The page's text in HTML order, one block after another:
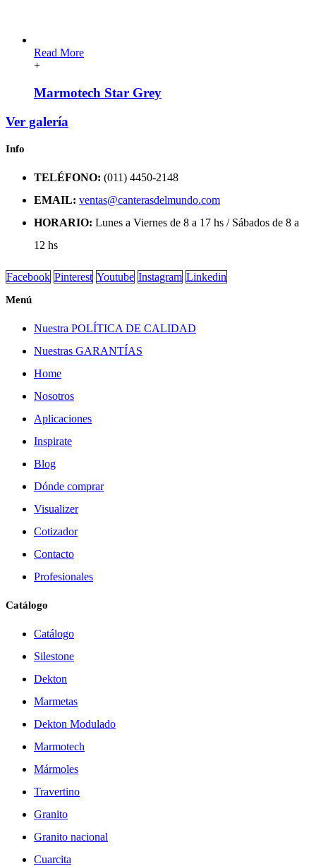
Read More
+
Marmotech Star Grey
Ver galería
Info
TELÉFONO: (011) 4450-2148
EMAIL: ventas@canterasdelmundo.com
HORARIO: Lunes a Viernes de 8 a 17 hs / Sábados de 8 a
12 hs
Facebook Pinterest Youtube Instagram Linkedin
Menú
Nuestra POLÍTICA DE CALIDAD
Nuestras GARANTÍAS
Home
Nosotros
Aplicaciones
Inspirate
Blog
Dónde comprar
Visualizer
Cotizador
Contacto
Profesionales
Catálogo
Catálogo
Silestone
Dekton
Marmetas
Dekton Modulado
Marmotech
Mármoles
Travertino
Granito
Granito nacional
Cuarcita